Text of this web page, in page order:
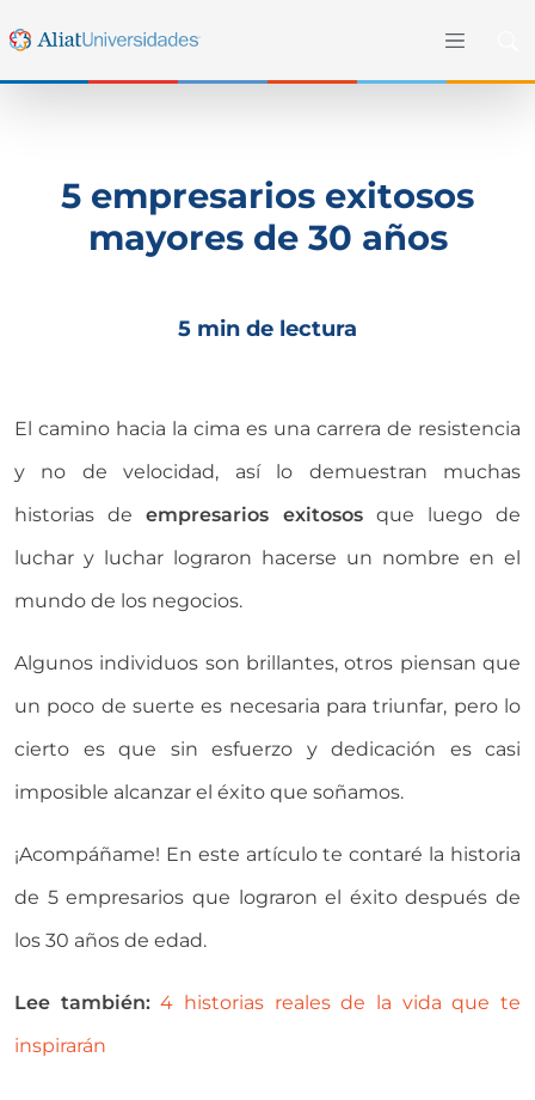
5 empresarios exitosos
mayores de 30 años
5 min de lectura
El camino hacia la cima es una carrera de resistencia
y no de velocidad, así lo demuestran muchas
historias deempresarios exitososque luego de
luchar y luchar lograron hacerse un nombre en el
mundo de los negocios.
Algunos individuos son brillantes, otros piensan que
un poco de suerte es necesaria para triunfar, pero lo
cierto es que sin esfuerzo y dedicación es casi
imposible alcanzar el éxito que soñamos.
¡Acompáñame! En este artículo te contaré la historia
de 5 empresarios que lograron el éxito después de
los 30 años de edad.
Lee también: 4 historias reales de la vida que te
inspirarán